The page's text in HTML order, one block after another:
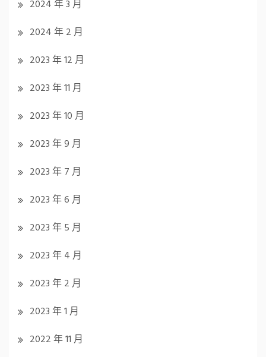
2024 年 3 月
2024 年 2 月
2023 年 12 月
2023 年 11 月
2023 年 10 月
2023 年 9 月
2023 年 7 月
2023 年 6 月
2023 年 5 月
2023 年 4 月
2023 年 2 月
2023 年 1 月
2022 年 11 月